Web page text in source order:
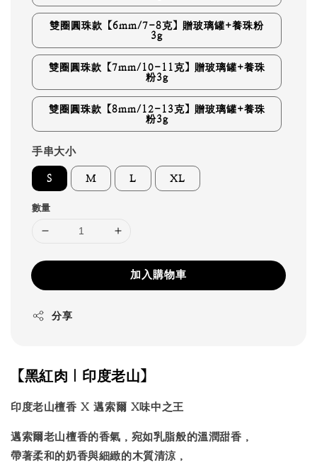
雙圈圓珠款【6mm/7-8克】贈玻璃罐+養珠粉
3g
雙圈圓珠款【7mm/10-11克】贈玻璃罐+養珠
粉3g
雙圈圓珠款【8mm/12-13克】贈玻璃罐+養珠
粉3g
手串大小
S M L XL
數量
加入購物車
分享
【黑紅肉｜印度老山】
印度老山檀香 X 邁索爾 X味中之王
邁索爾老山檀香的香氣，宛如乳脂般的溫潤甜香，
帶著柔和的奶香與細緻的木質清涼，